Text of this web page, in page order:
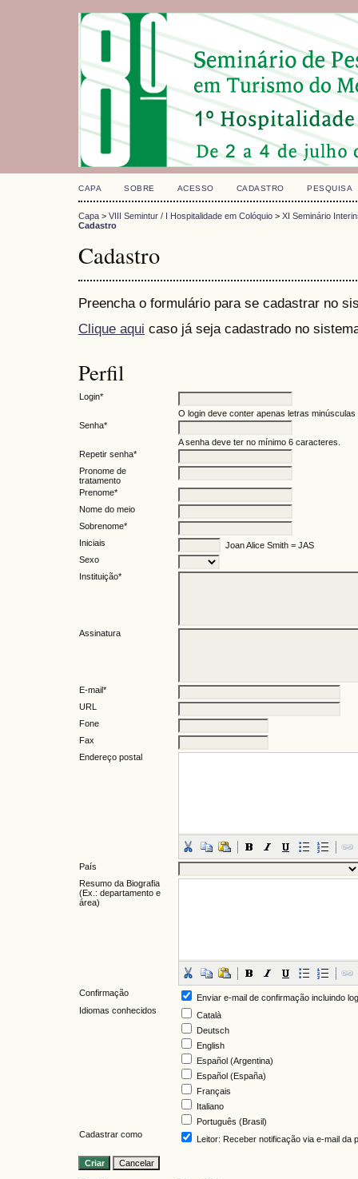
CAPA SOBRE ACESSO CADASTRO PESQUISA
Capa > VIII Semintur / I Hospitalidade em Colóquio > XI Seminário
Cadastro
Cadastro
Preencha o formulário para se cadastrar no
Clique aqui caso já seja cadastrado no
Perfil
Login*
O login deve conter apenas letras
Senha*
A senha deve ter no mínimo 6 caracteres.
Repetir senha*
Pronome de
tratamento
Prenome*
Nome do meio
Sobrenome*
Iniciais
Joan Alice Smith = JAS
Sexo
Instituição*
Assinatura
E-mail*
URL
Fone
Fax
Endereço postal
País
Resumo da Biografia
(Ex.: departamento e
área)
Confirmação
Enviar e-mail de confirmação incluindo
Idiomas conhecidos
Català
Deutsch
English
Español (Argentina)
Español (España)
Français
Italiano
Português (Brasil)
Cadastrar como
Leitor: Receber notificação via e-mail da